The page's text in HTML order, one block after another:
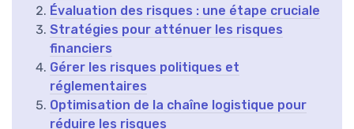
Évaluation des risques : une étape cruciale
Stratégies pour atténuer les risques
financiers
Gérer les risques politiques et
réglementaires
Optimisation de la chaîne logistique pour
réduire les risques